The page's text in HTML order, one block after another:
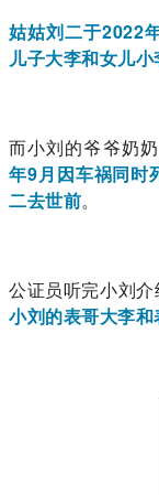
姑姑刘二于2022
儿子大李和女儿小
而小刘的爷爷奶
年9月因车祸同
二去世前。
公证员听完小刘
小刘的表哥大李和